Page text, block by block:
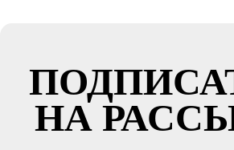
НА